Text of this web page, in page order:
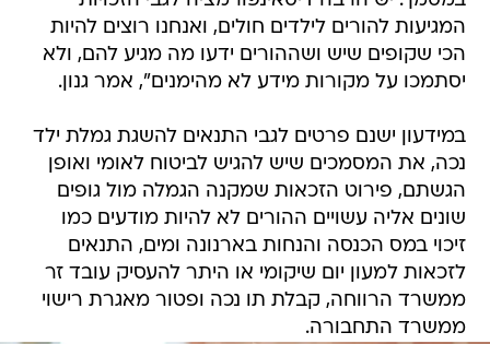
המגיעות להורים לילדים חולים, ואנחנו רוצים להיות
הכי שקופים שיש ושההורים ידעו מה מגיע להם, ולא
יסתמכו על מקורות מידע לא מהימנים", אמר גנון.
במידעון ישנם פרטים לגבי התנאים להשגת גמלת ילד
נכה, את המסמכים שיש להגיש לביטוח לאומי ואופן
הגשתם, פירוט הזכאות שמקנה הגמלה מול גופים
שונים אליה עשויים ההורים לא להיות מודעים כמו
זיכוי במס הכנסה והנחות בארנונה ומים, התנאים
לזכאות למעון יום שיקומי או היתר להעסיק עובד זר
ממשרד הרווחה, קבלת תו נכה ופטור מאגרת רישוי
ממשרד התחבורה.